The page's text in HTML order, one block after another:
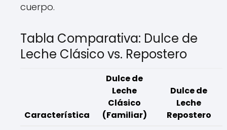
cuerpo.
Tabla Comparativa: Dulce de
Leche Clásico vs. Repostero
Característica
Dulce de
Leche
Clásico
(Familiar)
Dulce de
Leche
Repostero